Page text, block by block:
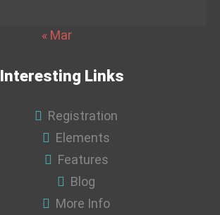
« Mar
Interesting Links
Registration
Elements
Features
Blog
More Info